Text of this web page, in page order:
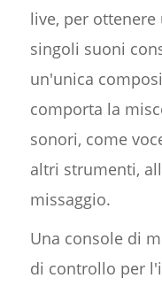
live, per
singoli suoni
un'unica
comporta la
sonori, come
altri strumenti,
missaggio.
Una console di
di controllo per